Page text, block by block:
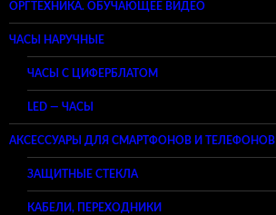
ОРГТЕХНИКА. ОБУЧАЮЩЕЕ ВИДЕО
ЧАСЫ НАРУЧНЫЕ
ЧАСЫ С ЦИФЕРБЛАТОМ
LED — ЧАСЫ
АКСЕССУАРЫ ДЛЯ СМАРТФОНОВ И ТЕЛЕФОНОВ
ЗАЩИТНЫЕ СТЕКЛА
КАБЕЛИ, ПЕРЕХОДНИКИ